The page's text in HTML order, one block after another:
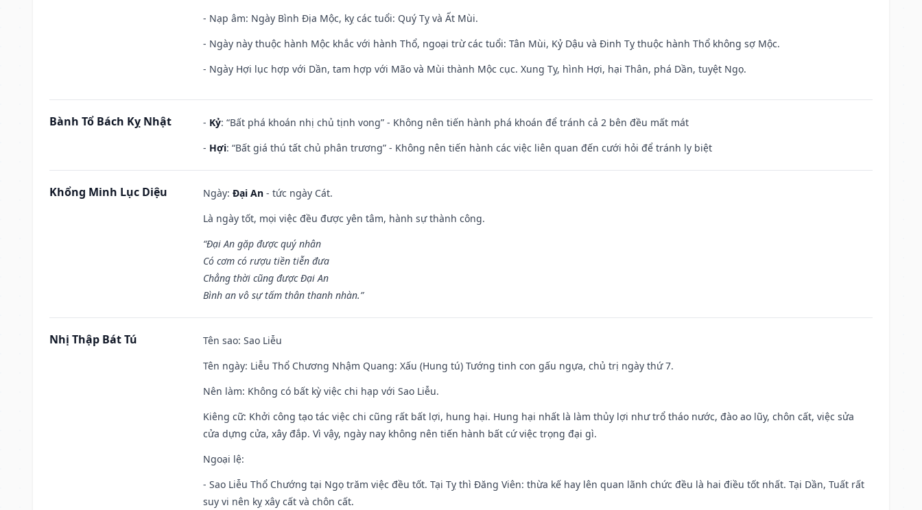
- Nạp âm: Ngày Bình Địa Mộc, kỵ các tuổi: Quý Tỵ và Ất Mùi.
- Ngày này thuộc hành Mộc khắc với hành Thổ, ngoại trừ các tuổi: Tân Mùi, Kỷ Dậu và Đinh Tỵ thuộc hành Thổ không sợ Mộc.
- Ngày Hợi lục hợp với Dần, tam hợp với Mão và Mùi thành Mộc cục. Xung Tỵ, hình Hợi, hại Thân, phá Dần, tuyệt Ngọ.
Bành Tổ Bách Kỵ Nhật - Kỷ: “Bất phá khoán nhị chủ tịnh vong” - Không nên tiến hành phá khoán để tránh cả 2 bên đều mất mát
- Hợi: “Bất giá thú tất chủ phân trương” - Không nên tiến hành các việc liên quan đến cưới hỏi để tránh ly biệt
Khổng Minh Lục Diệu Ngày: Đại An - tức ngày Cát.
Là ngày tốt, mọi việc đều được yên tâm, hành sự thành công.
“Đại An gặp được quý nhân
Có cơm có rượu tiền tiễn đưa
Chẳng thời cũng được Đại An
Bình an vô sự tấm thân thanh nhàn.”
Nhị Thập Bát Tú Tên sao: Sao Liễu
Tên ngày: Liễu Thổ Chương Nhậm Quang: Xấu (Hung tú) Tướng tinh con gấu ngựa, chủ trị ngày thứ 7.
Nên làm: Không có bất kỳ việc chi hạp với Sao Liễu.
Kiêng cữ: Khởi công tạo tác việc chi cũng rất bất lợi, hung hại. Hung hại nhất là làm thủy lợi như trổ tháo nước, đào ao lũy, chôn cất, việc sửa
cửa dựng cửa, xây đắp. Vì vậy, ngày nay không nên tiến hành bất cứ việc trọng đại gì.
Ngoại lệ:
- Sao Liễu Thổ Chướng tại Ngọ trăm việc đều tốt. Tại Tỵ thì Đăng Viên: thừa kế hay lên quan lãnh chức đều là hai điều tốt nhất. Tại Dần, Tuất rất
suy vi nên kỵ xây cất và chôn cất.